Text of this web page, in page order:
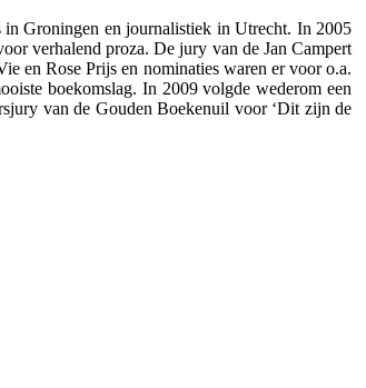
Groningen en journalistiek in Utrecht. In 2005
verhalend proza. De jury van de Jan Campert
en Rose Prijs en nominaties waren er voor o.a.
boekomslag. In 2009 volgde wederom een
van de Gouden Boekenuil voor ‘Dit zijn de